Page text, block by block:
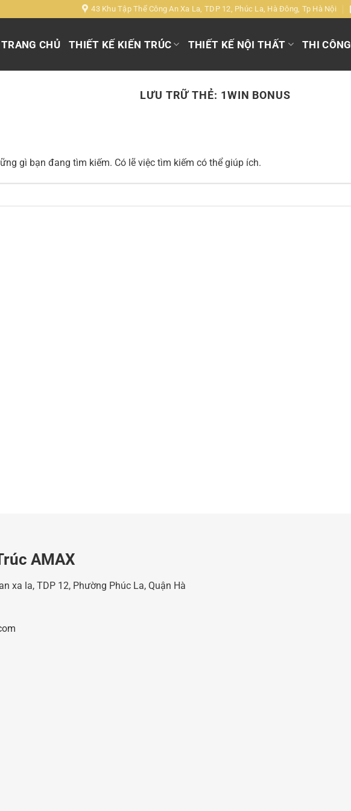
43 Khu Tập Thể Công An Xa La, TDP 12, Phúc La, Hà Đông, Tp Hà Nội
TRANG CHỦ THIẾT KẾ KIẾN TRÚC THIẾT KẾ NỘI THẤT THI CÔNG
LƯU TRỮ THẺ: 1WIN BONUS
gì bạn đang tìm kiếm. Có lẽ việc tìm kiếm có thể giúp ích.
AMAX
xa la, TDP 12, Phường Phúc La, Quận Hà